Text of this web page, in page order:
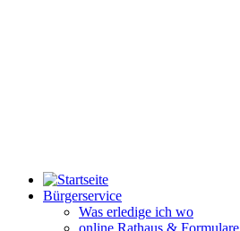
Bürgerservice
Was erledige ich wo
online Rathaus & Formulare